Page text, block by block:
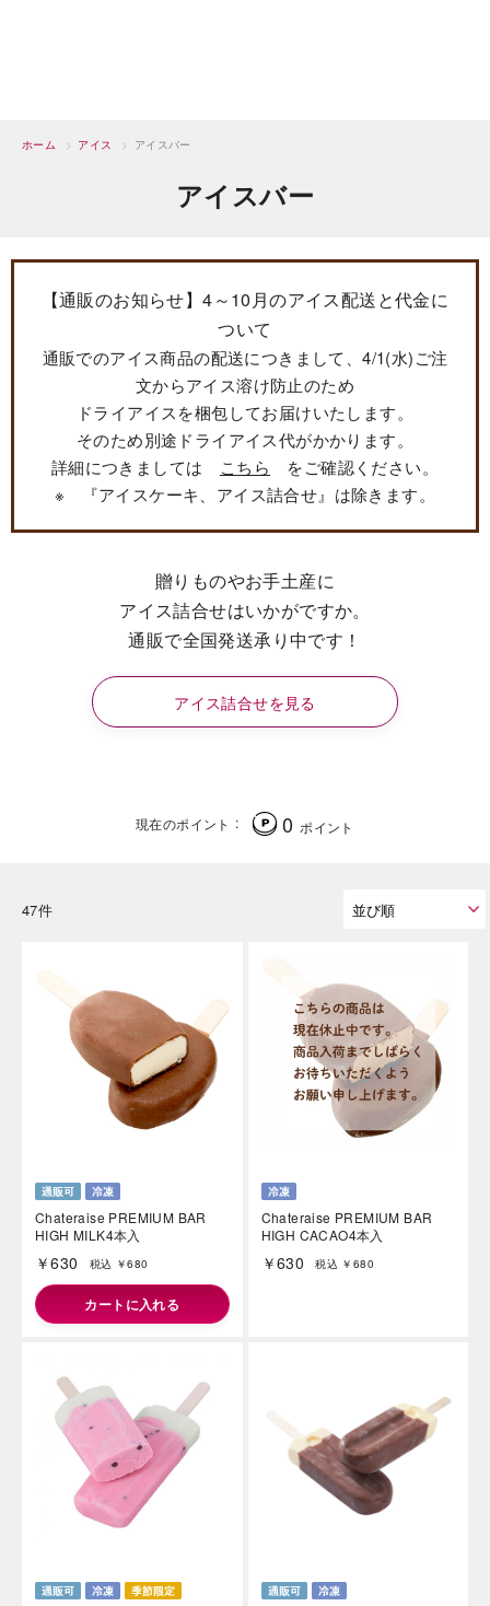
ホーム > アイス > アイスバー
アイスバー
【通販のお知らせ】4～10月のアイス配送と代金に
ついて
通販でのアイス商品の配送につきまして、4/1(水)ご注
文からアイス溶け防止のため
ドライアイスを梱包してお届けいたします。
そのため別途ドライアイス代がかかります。
詳細につきましては
こちら をご確認ください。
※ 『アイスケーキ、アイス詰合せ』は除きます。
贈りものやお手土産に
アイス詰合せはいかがですか。
通販で全国発送承り中です！
アイス詰合せを見る
現在のポイント 0 ポイント
47件
Chateraise PREMIUM BAR
HIGH MILK4本入
￥630 税込 ￥680
カートに入れる
Chateraise PREMIUM BAR
HIGH CACAO4本入
￥630 税込 ￥680